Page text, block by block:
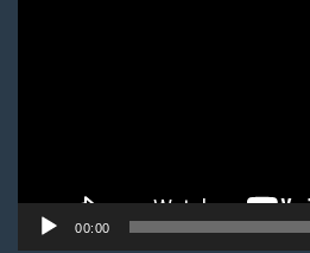
00:00